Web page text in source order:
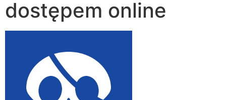
dostępem online